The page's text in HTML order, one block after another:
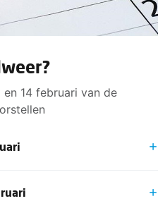
14 februari van de
aangegeven dat wij graag